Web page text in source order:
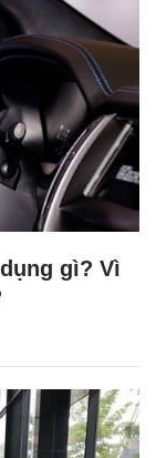
gì? Vì